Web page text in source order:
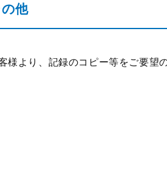
他
様より、記録のコピー等をご要望